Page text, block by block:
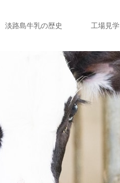
淡路島牛乳の歴史 工場見学